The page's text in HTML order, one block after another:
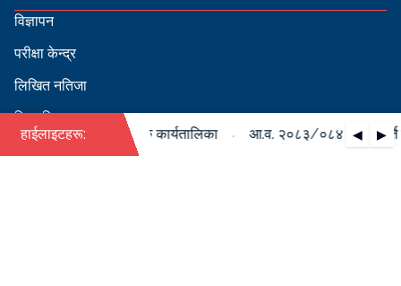
विज्ञापन
परीक्षा केन्द्र
लिखित नतिजा
सिफारिस
हाईलाइटहरू: ◀ ▶
पदपूर्ति सम्बन्धी वार्षिक कार्यतालिका आ.व. २०८३/०८४ को पदपूर्ति